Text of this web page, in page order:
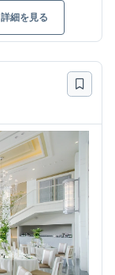
詳細を見る